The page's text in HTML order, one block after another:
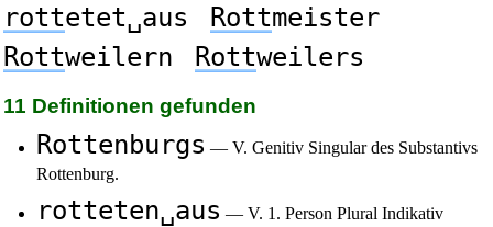
rottetet␣aus Rottmeister
Rottweilern Rottweilers
11 Definitionen gefunden
Rottenburgs — V. Genitiv Singular des Substantivs
Rottenburg.
rotteten␣aus — V. 1. Person Plural Indikativ